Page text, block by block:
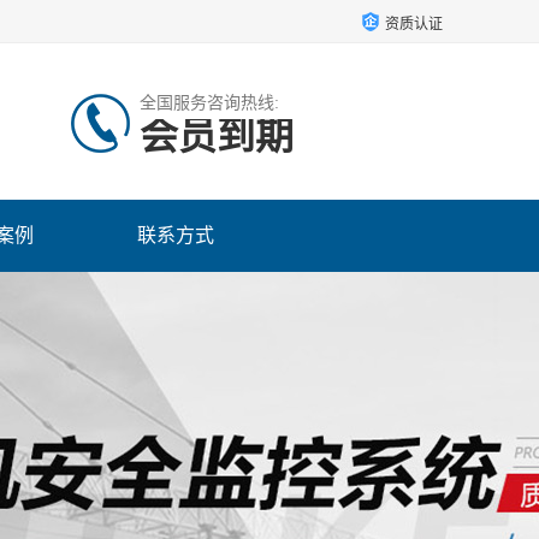
资质认证
全国服务咨询热线:
会员到期
例 联系方式